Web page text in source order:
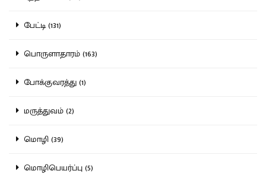
பேட்டி (131)
பொருளாதாரம் (163)
போக்குவரத்து (1)
மருத்துவம் (2)
மொழி (39)
மொழிபெயர்ப்பு (5)